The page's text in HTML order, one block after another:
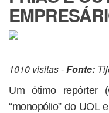
1010 visitas -Fonte:
Um ótimo repórter
“monopólio” do UOL